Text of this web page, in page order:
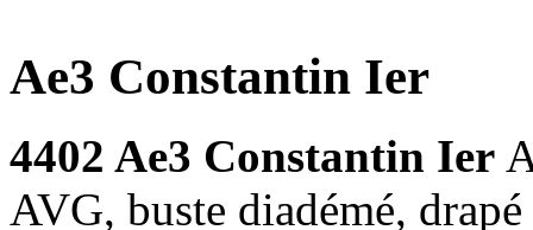
Ae3 Constantin Ier
4402 Ae3 Constantin Ier
AVG, buste diadémé,